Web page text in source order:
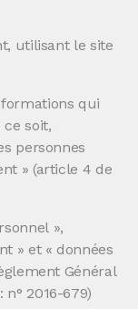
utilisant le site
qui
soit,
personnes
» (article 4 de
»,
» et « données
Général
n° 2016-679)